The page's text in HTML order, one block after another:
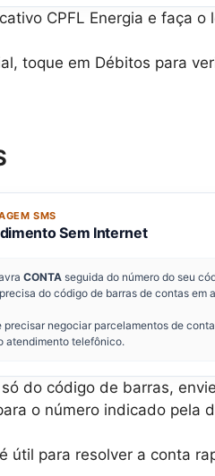
CPFL Energia e faça
toque em Débitos para
SMS
Sem Internet
CONTA seguida do número do seu
do código de barras de contas em
precisar negociar parcelamentos de
atendimento telefônico.
do código de barras,
o número indicado pela
útil para resolver a conta